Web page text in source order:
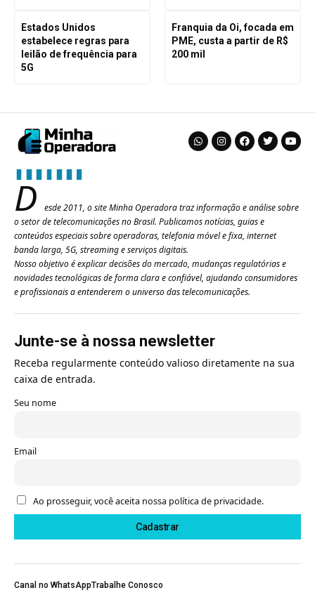
Estados Unidos
estabelece regras para
leilão de frequência para
5G
Franquia da Oi, focada em
PME, custa a partir de R$
200 mil
D
esde 2011, o site Minha Operadora traz informação e análise sobre
o setor de telecomunicações no Brasil. Publicamos notícias, guias e
conteúdos especiais sobre operadoras, telefonia móvel e fixa, internet
banda larga, 5G, streaming e serviços digitais.
Nosso objetivo é explicar decisões do mercado, mudanças regulatórias e
novidades tecnológicas de forma clara e confiável, ajudando consumidores
e profissionais a entenderem o universo das telecomunicações.
Junte-se à nossa newsletter
Receba regularmente conteúdo valioso diretamente na sua
caixa de entrada.
Seu nome
Email
Ao prosseguir, você aceita nossa política de privacidade.
Canal no WhatsAppTrabalhe Conosco